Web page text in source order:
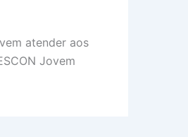
atender aos
Jovem